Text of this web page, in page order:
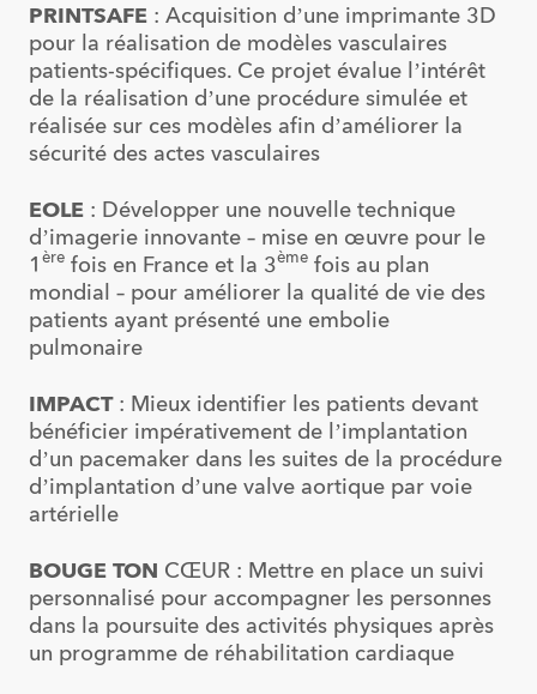
PRINTSAFE : Acquisition d’une imprimante 3D
pour la réalisation de modèles vasculaires
patients-spécifiques. Ce projet évalue l’intérêt
de la réalisation d’une procédure simulée et
réalisée sur ces modèles afin d’améliorer la
sécurité des actes vasculaires
EOLE : Développer une nouvelle technique
d’imagerie innovante – mise en œuvre pour le
1 ère fois en France et la 3ème fois au plan
mondial – pour améliorer la qualité de vie des
patients ayant présenté une embolie
pulmonaire
IMPACT: Mieux identifier les patients devant
bénéficier impérativement de l’implantation
d’un pacemaker dans les suites de la procédure
d’implantation d’une valve aortique par voie
artérielle
BOUGE TON CŒUR : Mettre en place un suivi
personnalisé pour accompagner les personnes
dans la poursuite des activités physiques après
un programme de réhabilitation cardiaque